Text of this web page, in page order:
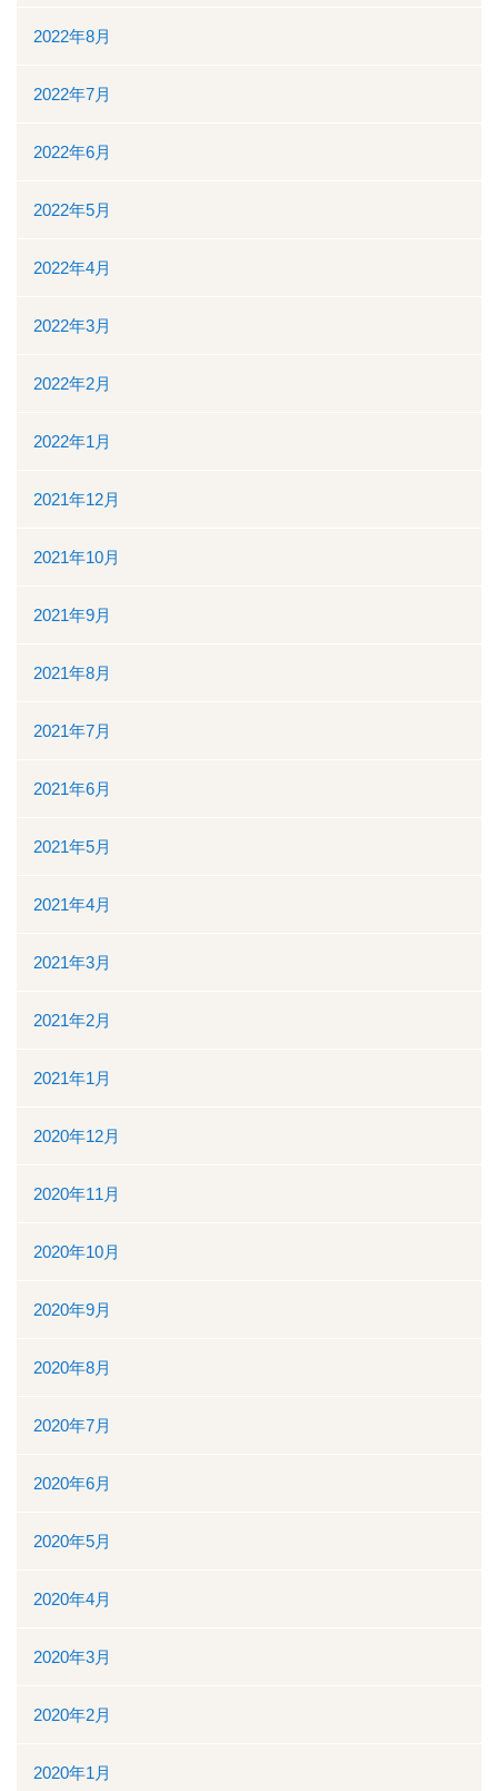
2022年8月
2022年7月
2022年6月
2022年5月
2022年4月
2022年3月
2022年2月
2022年1月
2021年12月
2021年10月
2021年9月
2021年8月
2021年7月
2021年6月
2021年5月
2021年4月
2021年3月
2021年2月
2021年1月
2020年12月
2020年11月
2020年10月
2020年9月
2020年8月
2020年7月
2020年6月
2020年5月
2020年4月
2020年3月
2020年2月
2020年1月